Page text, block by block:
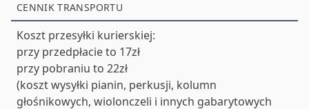
CENNIK TRANSPORTU
Koszt przesyłki kurierskiej:
przy przedpłacie to 17zł
przy pobraniu to 22zł
(koszt wysyłki pianin, perkusji, kolumn
głośnikowych, wiolonczeli i innych gabarytowych